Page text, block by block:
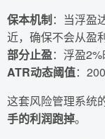
保本机制：当浮盈
近，确保不会从盈
部分止盈：浮盈
ATR动态阈值：
这套风险管理系统
手的利润跑掉。